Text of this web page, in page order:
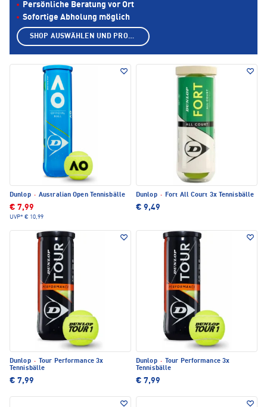
Dunlop · Australian Open Tennisbälle
€ 7,99
UVP* € 10,99
Dunlop · Fort All Court 3x Tennisbälle
€ 9,49
Dunlop ·
Tour Performance 3x
Tennisbälle
€ 7,99
Dunlop ·
Tour Performance 3x
Tennisbälle
€ 7,99
Persönliche Beratung vor Ort
Sofortige Abholung möglich
SHOP AUSWÄHLEN UND PRODUKTE ANZEIGEN